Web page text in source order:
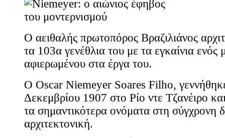
Ο αειθαλής πρωτοπόρος Βραζιλιάνος
τα 103α γενέθλια του με τα εγκαίνια ενός
αφιερωμένου στα έργα του.
Ο Oscar Niemeyer Soares Filho,
Δεκεμβρίου 1907 στο Ρίο ντε Τζανέιρο
τα σημαντικότερα ονόματα στη σύγχρονη
αρχιτεκτονική.